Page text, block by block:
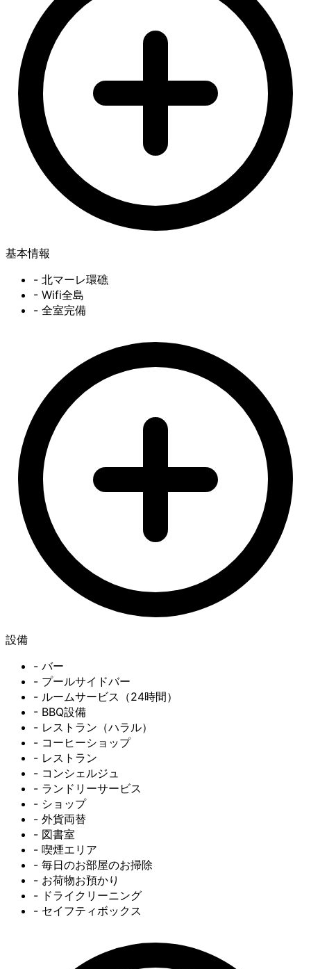
基本情報
- 北マーレ環礁
- Wifi全島
- 全室完備
設備
- バー
- プールサイドバー
- ルームサービス（24時間）
- BBQ設備
- レストラン（ハラル）
- コーヒーショップ
- レストラン
- コンシェルジュ
- ランドリーサービス
- ショップ
- 外貨両替
- 図書室
- 喫煙エリア
- 毎日のお部屋のお掃除
- お荷物お預かり
- ドライクリーニング
- セイフティボックス